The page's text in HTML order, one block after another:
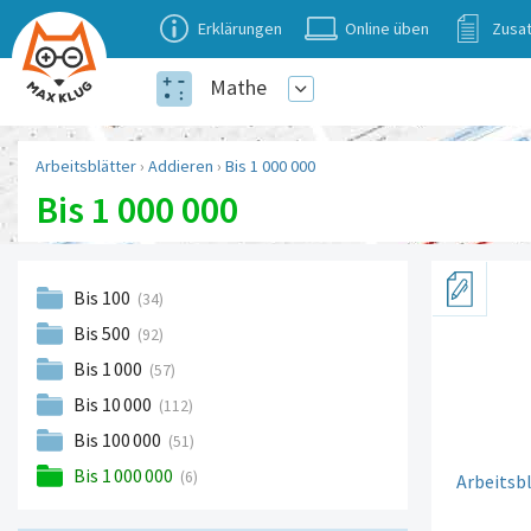
Erklärungen Online üben
Mathe
Arbeitsblätter › Addieren › Bis 1 000 000
Bis 1 000 000
Bis 100 (34)
Bis 500 (92)
Bis 1000 (57)
Bis 10000 (112)
Bis 100000 (51)
Bis 1000000 (6)